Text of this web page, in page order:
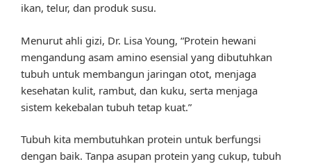
ikan, telur, dan produk susu.
Menurut ahli gizi, Dr. Lisa Young, “Protein hewani
mengandung asam amino esensial yang dibutuhkan
tubuh untuk membangun jaringan otot, menjaga
kesehatan kulit, rambut, dan kuku, serta menjaga
sistem kekebalan tubuh tetap kuat.”
Tubuh kita membutuhkan protein untuk berfungsi
dengan baik. Tanpa asupan protein yang cukup, tubuh